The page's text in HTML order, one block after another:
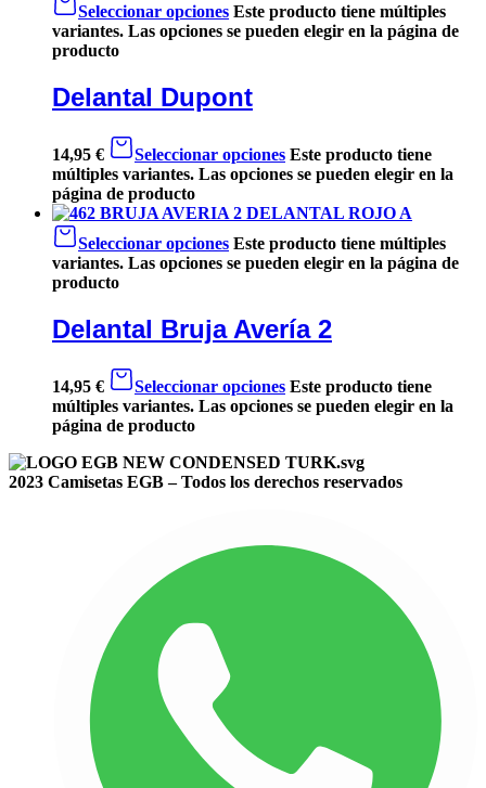
Seleccionar opciones Este producto tiene múltiples
variantes. Las opciones se pueden elegir en la página de
producto
Delantal Dupont
14,95 € Seleccionar opciones Este producto tiene
múltiples variantes. Las opciones se pueden elegir en la
página de producto
Seleccionar opciones Este producto tiene múltiples
variantes. Las opciones se pueden elegir en la página de
producto
Delantal Bruja Avería 2
14,95 € Seleccionar opciones Este producto tiene
múltiples variantes. Las opciones se pueden elegir en la
página de producto
2023 Camisetas EGB – Todos los derechos reservados